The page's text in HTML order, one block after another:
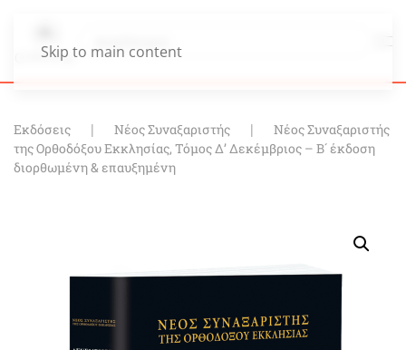
Skip to main content
Εκδόσεις Νέος Συναξαριστής
Νέος Συναξαριστής
της Ορθοδόξου Εκκλησίας, Τόμος Δ’ Δεκέμβριος – Β´ έκδοση
διορθωμένη & επαυξημένη